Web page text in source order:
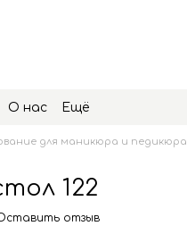
О нас Ещё
для маникюра и педикюра
122
отзыв